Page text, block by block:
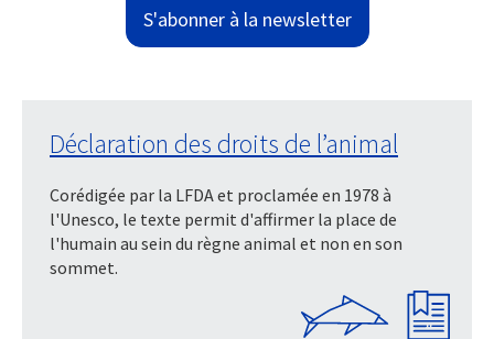
S'abonner à la newsletter
Déclaration des droits de l’animal
Corédigée par la LFDA et proclamée en 1978 à
l'Unesco, le texte permit d'affirmer la place de
l'humain au sein du règne animal et non en son
sommet.